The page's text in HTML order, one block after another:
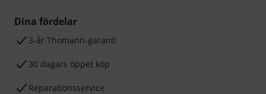
Dina fördelar
3-år Thomann-garanti
30 dagars öppet köp
Reparationsservice